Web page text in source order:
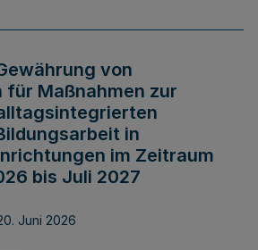
von
für Maßnahmen zur
in
im Zeitraum
bis Juli 2027
Juni 2026